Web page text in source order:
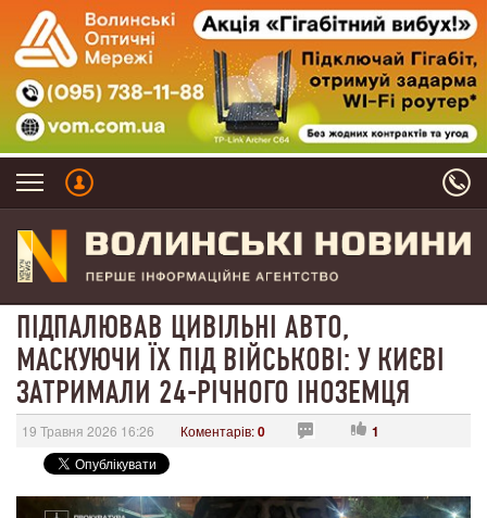
ПІДПАЛЮВАВ ЦИВІЛЬНІ АВТО,
МАСКУЮЧИ ЇХ ПІД ВІЙСЬКОВІ: У КИЄВІ
ЗАТРИМАЛИ 24-РІЧНОГО ІНОЗЕМЦЯ
19 Травня 2026 16:26 Коментарів:0 1